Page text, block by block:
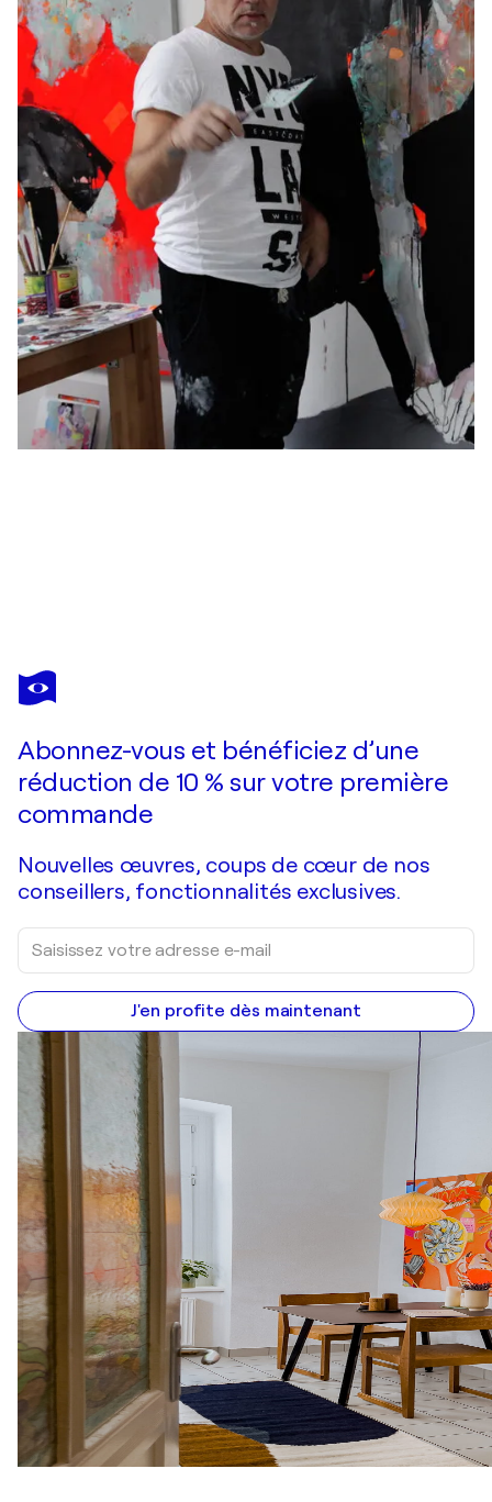
VIKTOR SHELEG
Gothic Girl
Abonnez-vous et bénéficiez d’une
réduction de 10 % sur votre première
commande
Nouvelles œuvres, coups de cœur de nos
conseillers, fonctionnalités exclusives.
J'en profite dès maintenant